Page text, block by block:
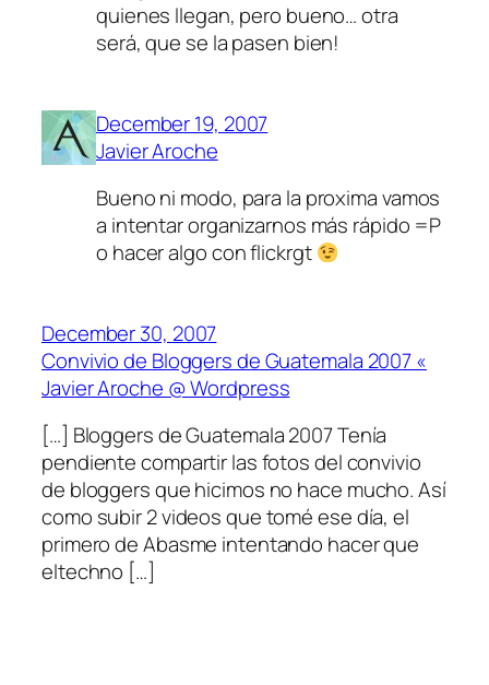
quienes llegan, pero bueno… otra
será, que se la pasen bien!
December 19, 2007
Javier Aroche
Bueno ni modo, para la proxima vamos
a intentar organizarnos más rápido =P
o hacer algo con flickrgt
December 30, 2007
Convivio de Bloggers de Guatemala 2007 «
Javier Aroche @ Wordpress
[…] Bloggers de Guatemala 2007 Tenía
pendiente compartir las fotos del convivio
de bloggers que hicimos no hace mucho. Así
como subir 2 videos que tomé ese día, el
primero de Abasme intentando hacer que
eltechno […]